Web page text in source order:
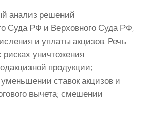
анализ решений
Суда РФ и Верховного Суда РФ,
и уплаты акцизов. Речь
рисках уничтожения
продукции;
ставок акцизов и
вычета; смешении